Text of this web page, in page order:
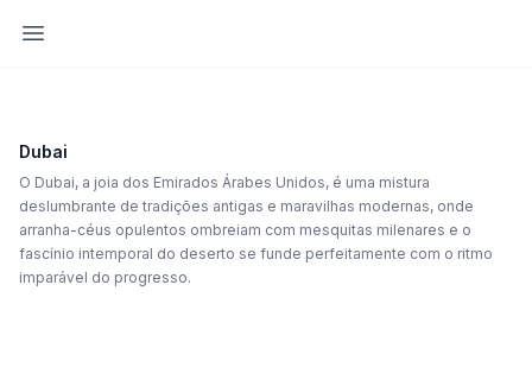
Abrir barra lateral
Dubai
O Dubai, a joia dos Emirados Árabes Unidos, é uma mistura
deslumbrante de tradições antigas e maravilhas modernas, onde
arranha-céus opulentos ombreiam com mesquitas milenares e o
fascínio intemporal do deserto se funde perfeitamente com o ritmo
imparável do progresso.